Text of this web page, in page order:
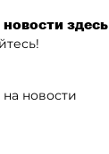
здесь
новости